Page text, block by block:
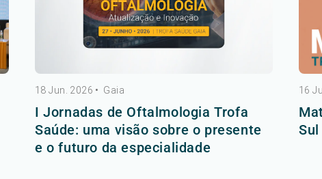
18 Jun. 2026 • Gaia
I Jornadas de Oftalmologia Trofa
Saúde: uma visão sobre o presente
e o futuro da especialidade
16
Sul